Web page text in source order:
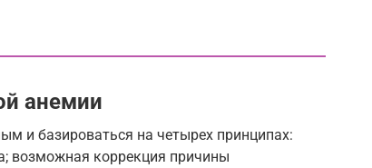
анемии
и базироваться на четырех принципах:
возможная коррекция причины